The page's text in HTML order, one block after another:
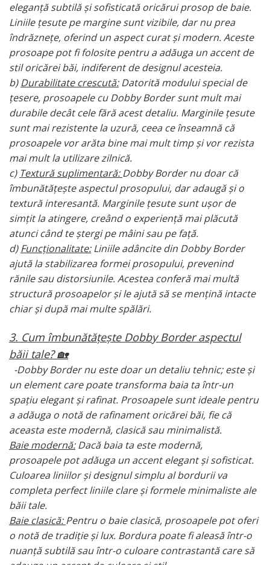
eleganță subtilă și sofisticată oricărui prosop de baie.
Liniile țesute pe margine sunt vizibile, dar nu prea
îndrăznețe, oferind un aspect curat și modern. Aceste
prosoape pot fi folosite pentru a adăuga un accent de
stil oricărei băi, indiferent de designul acesteia.
b)Durabilitate crescută:Datorită modului special de
țesere, prosoapele cu Dobby Border sunt mult mai
durabile decât cele fără acest detaliu. Marginile țesute
sunt mai rezistente la uzură, ceea ce înseamnă că
prosoapele vor arăta bine mai mult timp și vor rezista
mai mult la utilizare zilnică.
c) Textură suplimentară:Dobby Border nu doar că
îmbunătățește aspectul prosopului, dar adaugă și o
textură interesantă. Marginile țesute sunt ușor de
simțit la atingere, creând o experiență mai plăcută
atunci când te ștergi pe mâini sau pe față.
d)Funcționalitate:Liniile adâncite din Dobby Border
ajută la stabilizarea formei prosopului, prevenind
rănile sau distorsiunile. Acestea conferă mai multă
structură prosoapelor și le ajută să se mențină intacte
chiar și după mai multe spălări.
3. Cum îmbunătățește Dobby Border aspectul
băii tale? 🏡
-Dobby Border nu este doar un detaliu tehnic; este și
un element care poate transforma baia ta într-un
spațiu elegant și rafinat. Prosoapele sunt ideale pentru
a adăuga o notă de rafinament oricărei băi, fie că
aceasta este modernă, clasică sau minimalistă.
Baie modernă:Dacă baia ta este modernă,
prosoapele pot adăuga un accent elegant și sofisticat.
Culoarea liniilor și designul simplu al bordurii va
completa perfect liniile clare și formele minimaliste ale
băii tale.
Baie clasică:Pentru o baie clasică, prosoapele pot oferi
o notă de tradiție și lux. Bordura poate fi aleasă într-o
nuanță subtilă sau într-o culoare contrastantă care să